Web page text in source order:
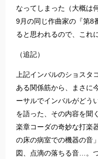
なってしまった（大概は
9月の同じ作曲家の『第8
ると思われるので、これ
（追記）
上記インバルのショスタ
ある関係筋から、まさに
ーサルでインバルがどう
を語った、その内容を聞
楽章コーダの奇妙な打楽
の床の病室での機器の音
図、点滴の落ちる音…。